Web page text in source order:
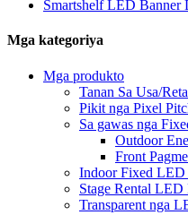
Smartshelf LED Banner
Mga kategoriya
Mga produkto
Tanan Sa Usa/
Pikit nga Pixel
Sa gawas nga
Outdoor
Front
Indoor Fixed
Stage Rental
Transparent nga